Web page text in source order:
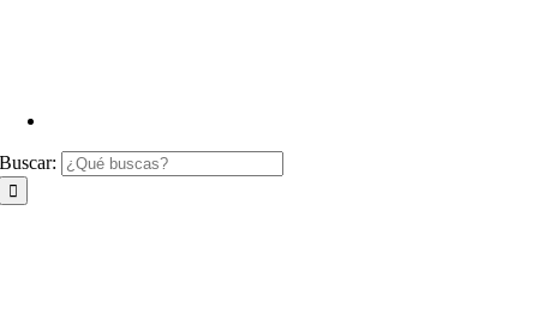
Buscar: